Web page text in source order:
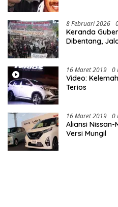
8 Februari 2026
Keranda
Dibentang,
16 Maret 2019 0
Video:
Terios
16 Maret 2019 0
Aliansi Nissan-
Versi Mungil